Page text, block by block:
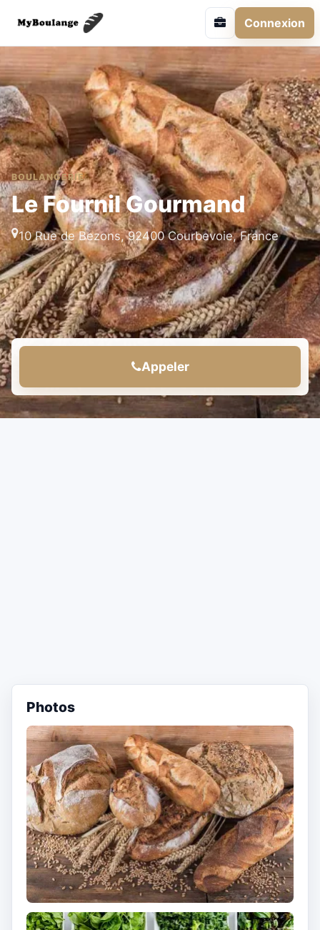
Connexion
BOULANGERIE
Le Fournil Gourmand
10 Rue de Bezons, 92400 Courbevoie, France
Appeler
Photos